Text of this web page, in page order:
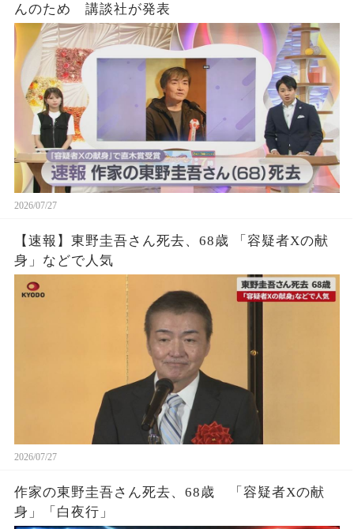
んのため 講談社が発表
2026/07/27
【速報】東野圭吾さん死去、68歳 「容疑者Xの献
身」などで人気
2026/07/27
作家の東野圭吾さん死去、68歳 「容疑者Xの献
身」「白夜行」